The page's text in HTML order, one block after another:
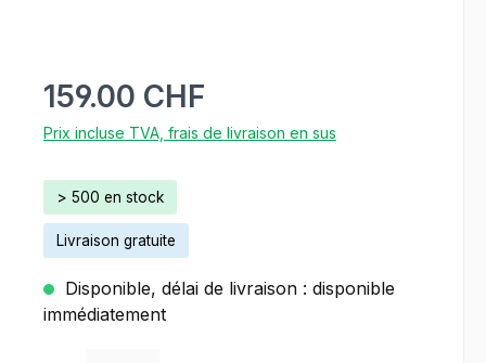
159.00 CHF
Prix incluse TVA, frais de livraison en sus
> 500 en stock
Livraison gratuite
Disponible, délai de livraison : disponible
immédiatement